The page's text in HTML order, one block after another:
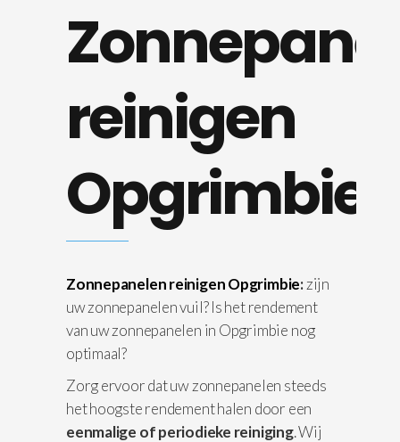
reinigen
Opgrimbie
Zonnepanelen reinigen Opgrimbie:zijn
uw zonnepanelen vuil? Is het rendement
van uw zonnepanelen in Opgrimbie nog
optimaal?
Zorg ervoor dat uw zonnepanelen steeds
het hoogste rendement halen door een
eenmalige of periodieke reiniging. Wij